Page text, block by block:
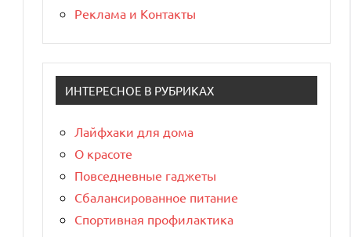
Реклама и Контакты
ИНТЕРЕСНОЕ В РУБРИКАХ
Лайфхаки для дома
О красоте
Повседневные гаджеты
Сбалансированное питание
Спортивная профилактика